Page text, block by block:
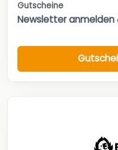
Gutscheine
Newsletter anmelden